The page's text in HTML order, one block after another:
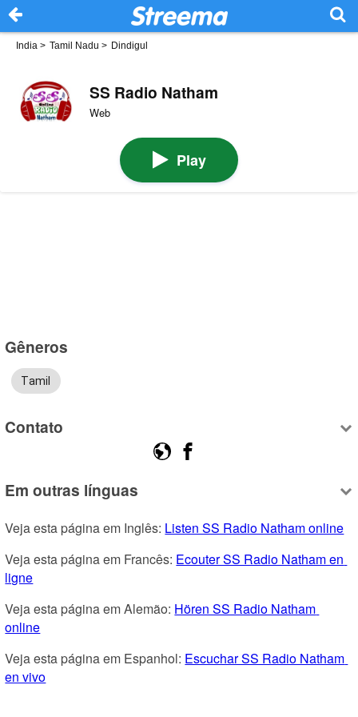
India > Tamil Nadu > Dindigul
SS Radio Natham
Web
Play
Gêneros
Tamil
Contato
Em outras línguas
Veja esta página em Inglês: Listen SS Radio Natham online
Veja esta página em Francês: Ecouter SS Radio Natham en
ligne
Veja esta página em Alemão: Hören SS Radio Natham
online
Veja esta página em Espanhol: Escuchar SS Radio Natham
en vivo